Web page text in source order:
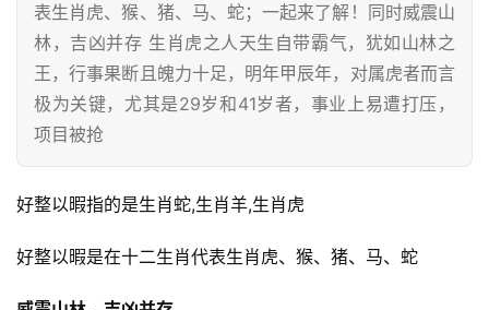
表生肖虎、猴、猪、马、蛇；一起来了解！同时威震山
林，吉凶并存 生肖虎之人天生自带霸气，犹如山林之
王，行事果断且魄力十足，明年甲辰年，对属虎者而言
极为关键，尤其是29岁和41岁者，事业上易遭打压，
项目被抢
好整以暇指的是生肖蛇,生肖羊,生肖虎
好整以暇是在十二生肖代表生肖虎、猴、猪、马、蛇